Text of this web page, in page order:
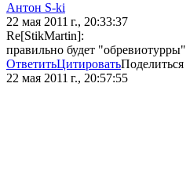
Антон S-ki
22 мая 2011 г., 20:33:37
Re[StikMartin]:
правильно будет "обревиотурры"
ОтветитьЦитироватьПоделиться
22 мая 2011 г., 20:57:55